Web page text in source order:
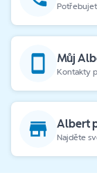
Můj
Kontakty
Albert
Najděte